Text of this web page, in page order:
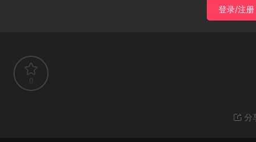
登录/注册
0
分